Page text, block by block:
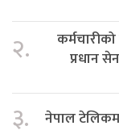
२.
प्रधान
३. नेपाल